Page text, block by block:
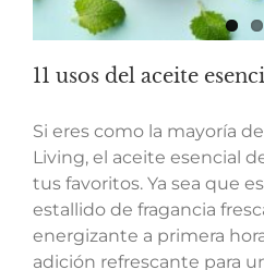
11 usos del aceite
Si eres como la mayoría
Living, el aceite esencial
tus favoritos. Ya sea que
estallido de fragancia
energizante a primera
adición refrescante para